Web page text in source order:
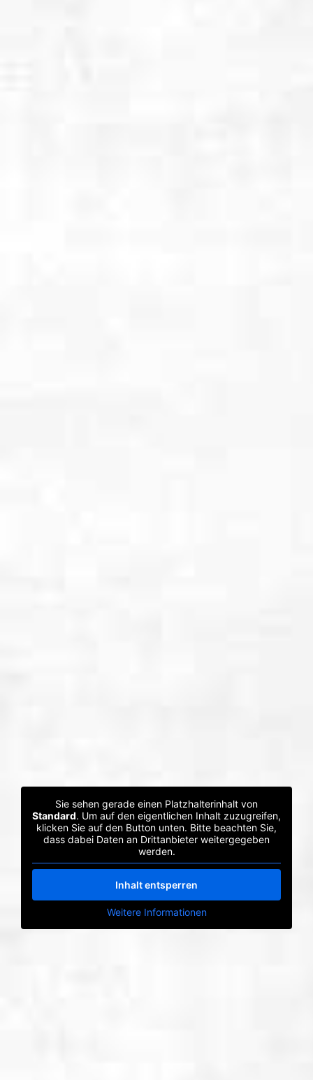
Sie sehen gerade einen Platzhalterinhalt von
Standard. Um auf den eigentlichen Inhalt zuzugreifen,
klicken Sie auf den Button unten. Bitte beachten Sie,
dass dabei Daten an Drittanbieter weitergegeben
werden.
Inhalt entsperren
Weitere Informationen